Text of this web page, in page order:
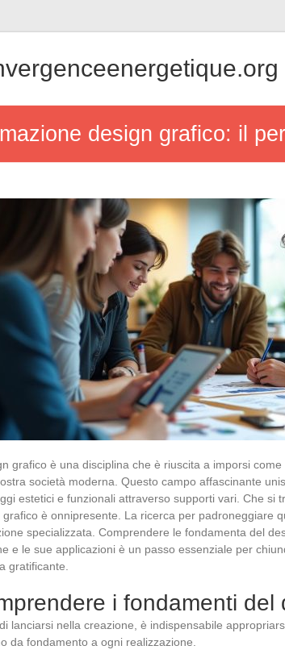
design grafico: il
grafico è una disciplina che è riuscita a imporsi
società moderna. Questo campo affascinante
estetici e funzionali attraverso supporti vari. Che si
grafico è onnipresente. La ricerca per padroneggiare
specializzata. Comprendere le fondamenta del
e le sue applicazioni è un passo essenziale per
gratificante.
i fondamenti del
lanciarsi nella creazione, è indispensabile
da fondamento a ogni realizzazione.